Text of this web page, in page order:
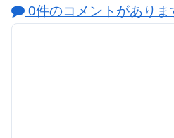
0件のコメントがありま